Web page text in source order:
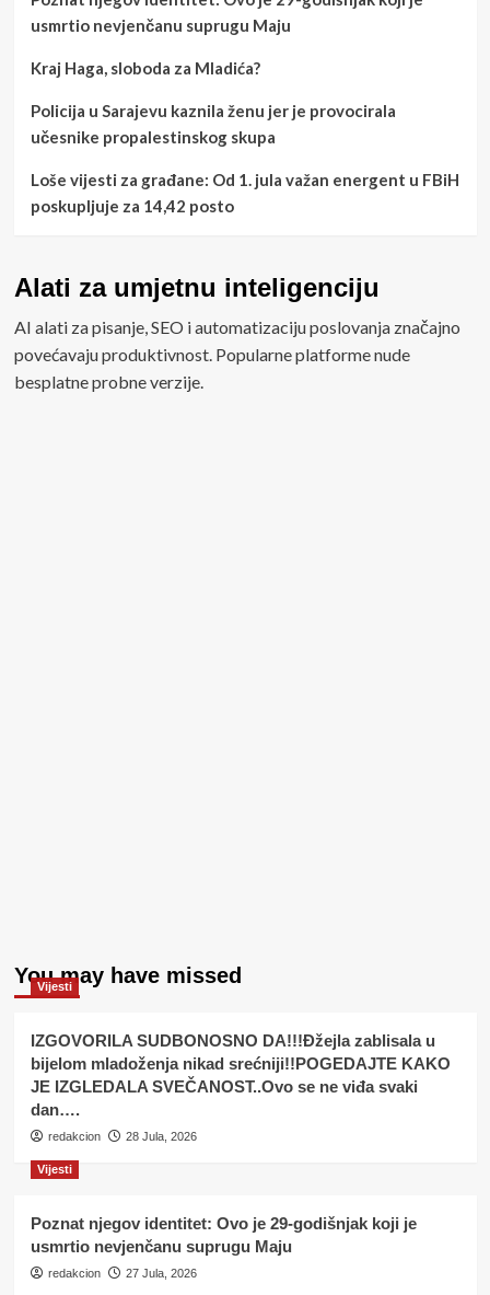
usmrtio nevjenčanu suprugu Maju
Kraj Haga, sloboda za Mladića?
Policija u Sarajevu kaznila ženu jer je provocirala
učesnike propalestinskog skupa
Loše vijesti za građane: Od 1. jula važan energent u FBiH
poskupljuje za 14,42 posto
Alati za umjetnu inteligenciju
AI alati za pisanje, SEO i automatizaciju poslovanja značajno
povećavaju produktivnost. Popularne platforme nude
besplatne probne verzije.
You may have missed
Vijesti
IZGOVORILA SUDBONOSNO DA!!!Đžejla zablisala u
bijelom mladoženja nikad srećniji!!POGEDAJTE KAKO
JE IZGLEDALA SVEČANOST..Ovo se ne viđa svaki
dan….
redakcion 28 Jula, 2026
Vijesti
Poznat njegov identitet: Ovo je 29-godišnjak koji je
usmrtio nevjenčanu suprugu Maju
redakcion 27 Jula, 2026